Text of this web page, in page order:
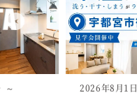
～ 2026年8月1